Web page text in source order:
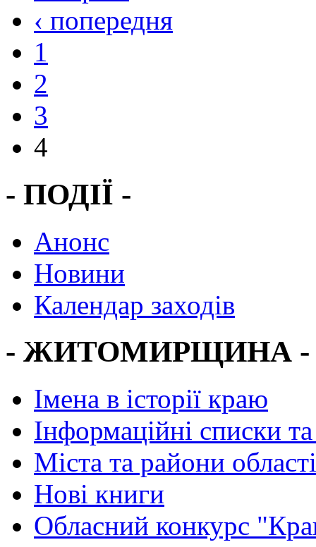
‹ попередня
1
2
3
4
- ПОДІЇ -
Анонс
Новини
Календар заходів
- ЖИТОМИРЩИНА -
Імена в історії краю
Інформаційні списки
Міста та райони області
Нові книги
Обласний конкурс